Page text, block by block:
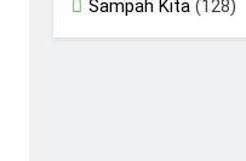
Sampah Kita (128)